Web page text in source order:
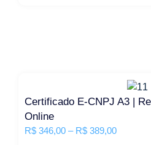
Certificado E-CNPJ A3 |
Online
R$ 346,00 – R$ 389,00